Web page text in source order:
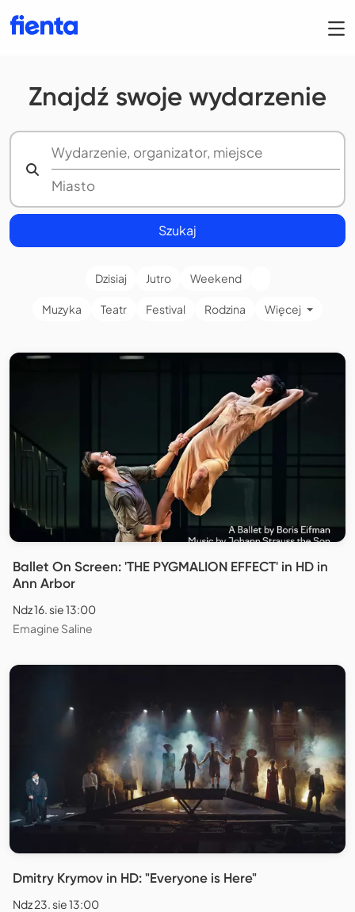
Znajdź swoje wydarzenie
Szukaj
Dzisiaj Jutro Weekend
Muzyka Teatr Festival Rodzina Więcej
Ballet On Screen: 'THE PYGMALION EFFECT' in HD in
Ann Arbor
Ndz 16. sie 13:00
Emagine Saline
Dmitry Krymov in HD: "Everyone is Here"
Ndz 23. sie 13:00